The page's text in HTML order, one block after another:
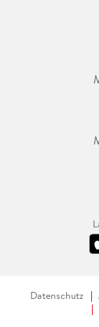
Datenschutz